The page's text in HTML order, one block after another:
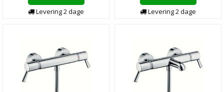
Levering2dage
Levering2dage